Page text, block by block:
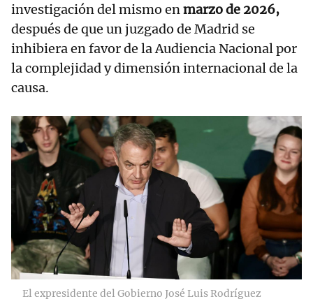
investigación del mismo enmarzo de 2026,
después de que un juzgado de Madrid se
inhibiera en favor de la Audiencia Nacional por
la complejidad y dimensión internacional de la
causa.
El expresidente del Gobierno José Luis Rodríguez